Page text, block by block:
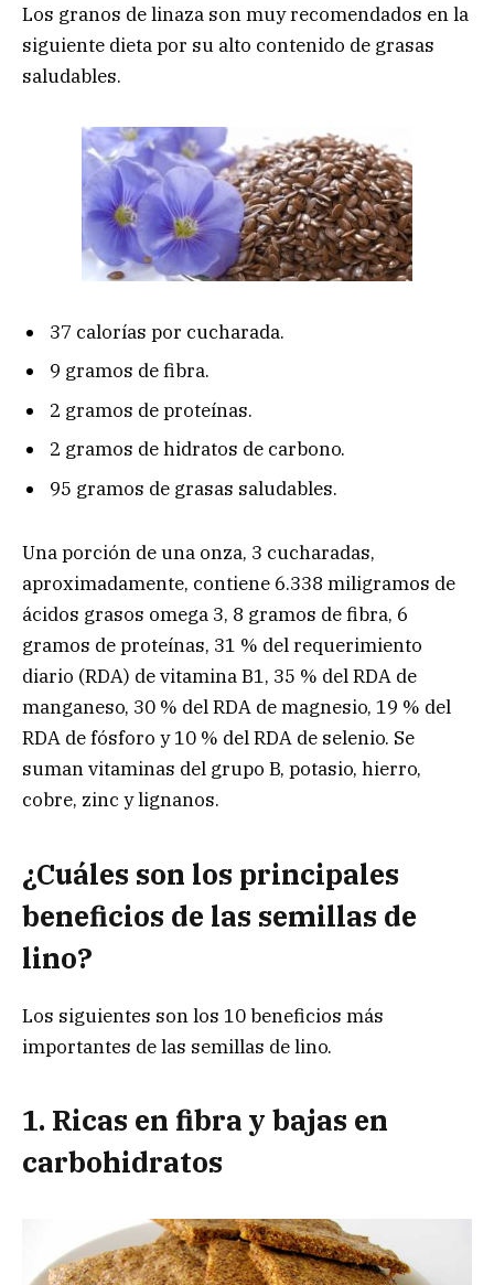
Los granos de linaza son muy recomendados en la
siguiente dieta por su alto contenido de grasas
saludables.
37 calorías por cucharada.
9 gramos de fibra.
2 gramos de proteínas.
2 gramos de hidratos de carbono.
95 gramos de grasas saludables.
Una porción de una onza, 3 cucharadas,
aproximadamente, contiene 6.338 miligramos de
ácidos grasos omega 3, 8 gramos de fibra, 6
gramos de proteínas, 31 % del requerimiento
diario (RDA) de vitamina B1, 35 % del RDA de
manganeso, 30 % del RDA de magnesio, 19 % del
RDA de fósforo y 10 % del RDA de selenio. Se
suman vitaminas del grupo B, potasio, hierro,
cobre, zinc y lignanos.
¿Cuáles son los principales
beneficios de las semillas de
lino?
Los siguientes son los 10 beneficios más
importantes de las semillas de lino.
1. Ricas en fibra y bajas en
carbohidratos